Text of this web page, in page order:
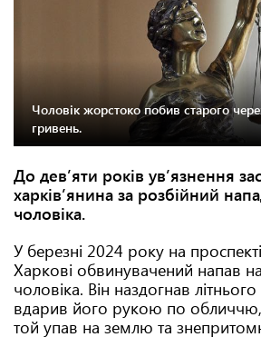
Чоловік жорстоко побив старого
гривень.
До дев’яти років ув’язнення
харків’янина за розбійний
чоловіка.
У березні 2024 року на
Харкові обвинувачений напав
чоловіка. Він наздогнав
вдарив його рукою по обличчю,
той упав на землю та